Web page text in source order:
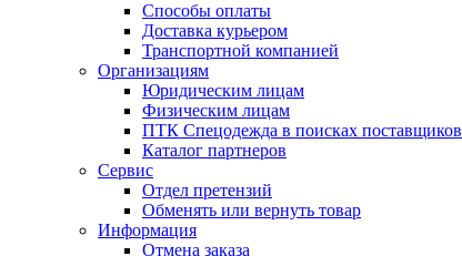
Способы оплаты
Доставка курьером
Транспортной компанией
Организациям
Юридическим лицам
Физическим лицам
ПТК Спецодежда в поисках поставщиков
Каталог партнеров
Сервис
Отдел претензий
Обменять или вернуть товар
Информация
Отмена заказа